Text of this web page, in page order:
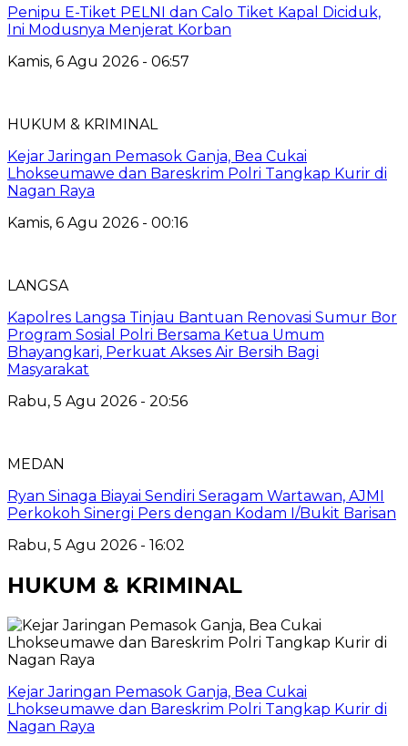
Penipu E-Tiket PELNI dan Calo Tiket Kapal Diciduk,
Ini Modusnya Menjerat Korban
Kamis, 6 Agu 2026 - 06:57
HUKUM & KRIMINAL
Kejar Jaringan Pemasok Ganja, Bea Cukai
Lhokseumawe dan Bareskrim Polri Tangkap Kurir di
Nagan Raya
Kamis, 6 Agu 2026 - 00:16
LANGSA
Kapolres Langsa Tinjau Bantuan Renovasi Sumur Bor
Program Sosial Polri Bersama Ketua Umum
Bhayangkari, Perkuat Akses Air Bersih Bagi
Masyarakat
Rabu, 5 Agu 2026 - 20:56
MEDAN
Ryan Sinaga Biayai Sendiri Seragam Wartawan, AJMI
Perkokoh Sinergi Pers dengan Kodam I/Bukit Barisan
Rabu, 5 Agu 2026 - 16:02
HUKUM & KRIMINAL
Kejar Jaringan Pemasok Ganja, Bea Cukai
Lhokseumawe dan Bareskrim Polri Tangkap Kurir di
Nagan Raya